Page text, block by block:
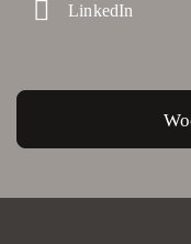
LinkedIn